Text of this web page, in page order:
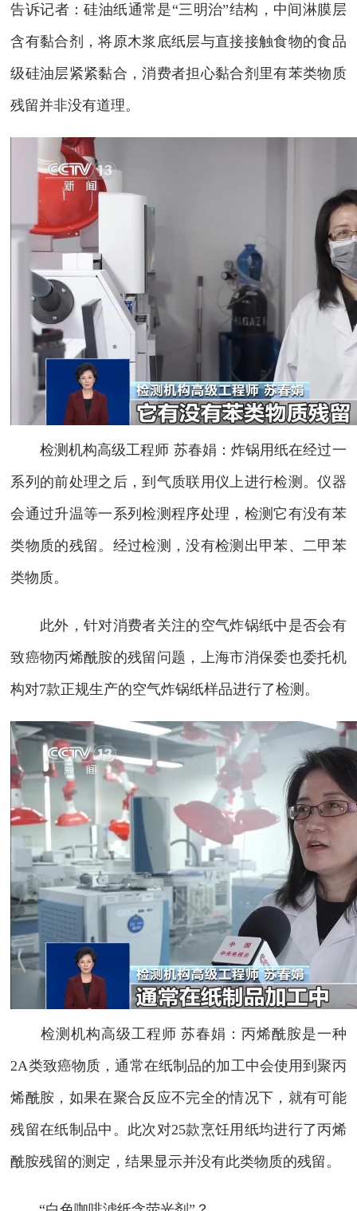
告诉记者：硅油纸通常是“三明治”结构，中间淋膜层
含有黏合剂，将原木浆底纸层与直接接触食物的食品
级硅油层紧紧黏合，消费者担心黏合剂里有苯类物质
残留并非没有道理。
检测机构高级工程师 苏春娟：炸锅用纸在经过一
系列的前处理之后，到气质联用仪上进行检测。仪器
会通过升温等一系列检测程序处理，检测它有没有苯
类物质的残留。经过检测，没有检测出甲苯、二甲苯
类物质。
此外，针对消费者关注的空气炸锅纸中是否会有
致癌物丙烯酰胺的残留问题，上海市消保委也委托机
构对7款正规生产的空气炸锅纸样品进行了检测。
检测机构高级工程师 苏春娟：丙烯酰胺是一种
2A类致癌物质，通常在纸制品的加工中会使用到聚丙
烯酰胺，如果在聚合反应不完全的情况下，就有可能
残留在纸制品中。此次对25款烹饪用纸均进行了丙烯
酰胺残留的测定，结果显示并没有此类物质的残留。